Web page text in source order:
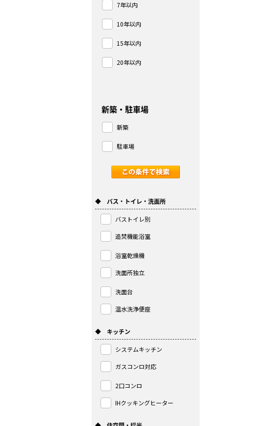
7年以内
10年以内
15年以内
20年以内
新築・駐車場
新築
駐車場
◆ バス・トイレ・洗面所
バストイレ別
追焚機能浴室
浴室乾燥機
洗面所独立
洗面台
温水洗浄便座
◆ キッチン
システムキッチン
ガスコンロ対応
2口コンロ
IHクッキングヒーター